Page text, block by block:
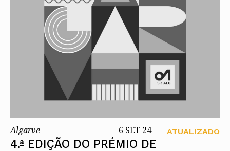
Algarve 6 SET 24 ATUALIZADO
4.ª EDIÇÃO DO PRÉMIO DE